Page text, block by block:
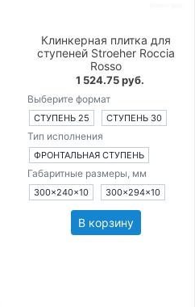
Клинкерная плитка для
ступеней Stroeher Roccia
Rosso
1 524.75 руб.
Выберите формат
СТУПЕНЬ 25 СТУПЕНЬ 30
Тип исполнения
ФРОНТАЛЬНАЯ СТУПЕНЬ
Габаритные размеры, мм
300×240×10 300×294×10
В корзину